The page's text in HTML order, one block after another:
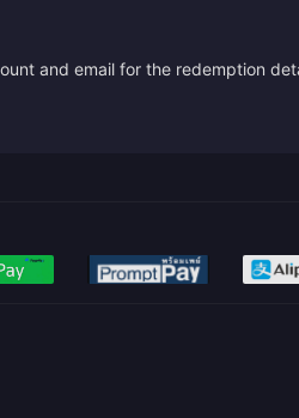
and email for the redemption